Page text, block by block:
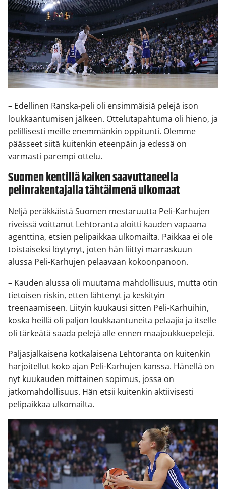
– Edellinen Ranska-peli oli ensimmäisiä pelejä ison
loukkaantumisen jälkeen. Ottelutapahtuma oli hieno, ja
pelillisesti meille enemmänkin oppitunti. Olemme
päässeet siitä kuitenkin eteenpäin ja edessä on
varmasti parempi ottelu.
Suomen kentillä kaiken saavuttaneella
pelinrakentajalla tähtäimenä ulkomaat
Neljä peräkkäistä Suomen mestaruutta Peli-Karhujen
riveissä voittanut Lehtoranta aloitti kauden vapaana
agenttina, etsien pelipaikkaa ulkomailta. Paikkaa ei ole
toistaiseksi löytynyt, joten hän liittyi marraskuun
alussa Peli-Karhujen pelaavaan kokoonpanoon.
– Kauden alussa oli muutama mahdollisuus, mutta otin
tietoisen riskin, etten lähtenyt ja keskityin
treenaamiseen. Liityin kuukausi sitten Peli-Karhuihin,
koska heillä oli paljon loukkaantuneita pelaajia ja itselle
oli tärkeätä saada pelejä alle ennen maajoukkuepelejä.
Paljasjalkaisena kotkalaisena Lehtoranta on kuitenkin
harjoitellut koko ajan Peli-Karhujen kanssa. Hänellä on
nyt kuukauden mittainen sopimus, jossa on
jatkomahdollisuus. Hän etsii kuitenkin aktiivisesti
pelipaikkaa ulkomailta.